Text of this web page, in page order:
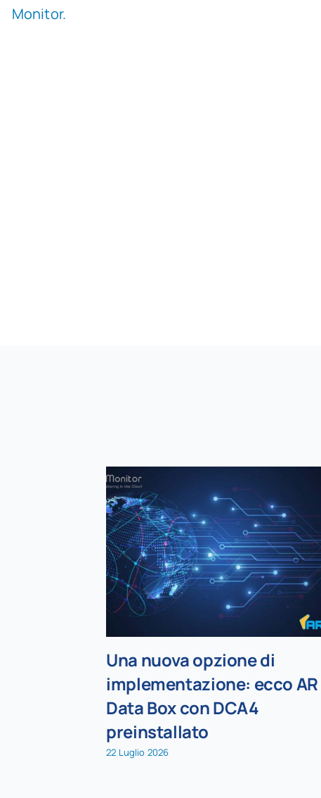
Monitor.
Una nuova opzione di
implementazione: ecco AR
Data Box con DCA4
preinstallato
22 Luglio 2026